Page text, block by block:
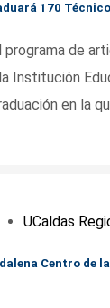
170
de
Institución
en la
UCaldas
Centro de